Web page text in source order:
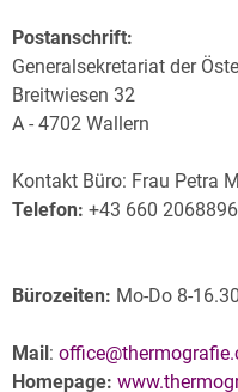
Postanschrift:
Generalsekretariat der
Breitwiesen 32
A - 4702 Wallern
Kontakt Büro: Frau Petra
Telefon: +43 660 2068896
Bürozeiten: Mo-Do 8-
Mail:
Homepage: